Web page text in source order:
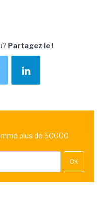
Partagez le !
plus de 50000
OK